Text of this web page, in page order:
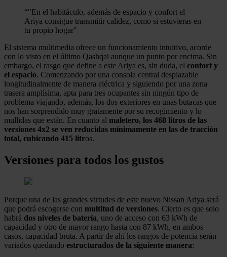
“"En el habitáculo, además de espacio y confort el
Ariya consigue transmitir calidez, como si estuvieras en
tu propio hogar"
El sistema multimedia ofrece un funcionamiento intuitivo, acorde
con lo visto en el último Qashqai aunque un punto por encima. Sin
embargo, el rasgo que define a este Ariya es, sin duda, el confort y
el espacio. Comenzando por una consola central desplazable
longitudinalmente de manera eléctrica y siguiendo por una zona
trasera amplísima, apta para tres ocupantes sin ningún tipo de
problema viajando, además, los dos exteriores en unas butacas que
nos han sorprendido muy gratamente por su recogimiento y lo
mullidas que están. En cuanto al maletero, los 468 litros de las
versiones 4x2 se ven reducidas mínimamente en las de tracción
total, cubicando 415 litros.
Versiones para todos los gustos
Porque una de las grandes virtudes de este nuevo Nissan Ariya será
que podrá escogerse con multitud de versiones. Cierto es que solo
habrá dos niveles de batería, uno de acceso con 63 kWh de
capacidad y otro de mayor rango hasta con 87 kWh, en ambos
casos, capacidad bruta. A partir de ahí los rangos de potencia serán
variados quedando estructurados de la siguiente manera: